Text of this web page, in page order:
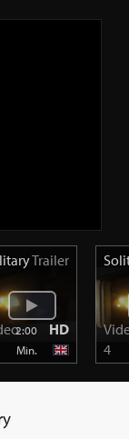
Trailer
2:00
Min.
HD
4